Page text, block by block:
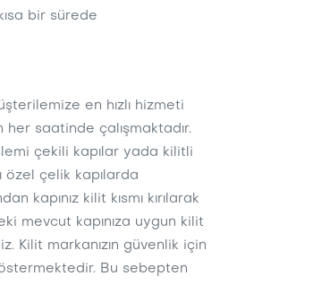
bir sürede
en hızlı hizmeti
her saatinde çalışmaktadır.
çekili kapılar yada kilitli
özel çelik kapılarda
kapınız kilit kısmı kırılarak
mevcut kapınıza uygun kilit
Kilit markanızın güvenlik için
Bu sebepten